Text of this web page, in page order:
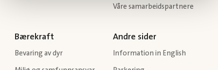
Våre samarbeidspartnere
Bærekraft
Bevaring av dyr
Andre sider
Information in English